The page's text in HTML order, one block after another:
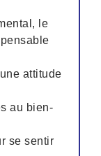
le
attitude
au bien-
se sentir